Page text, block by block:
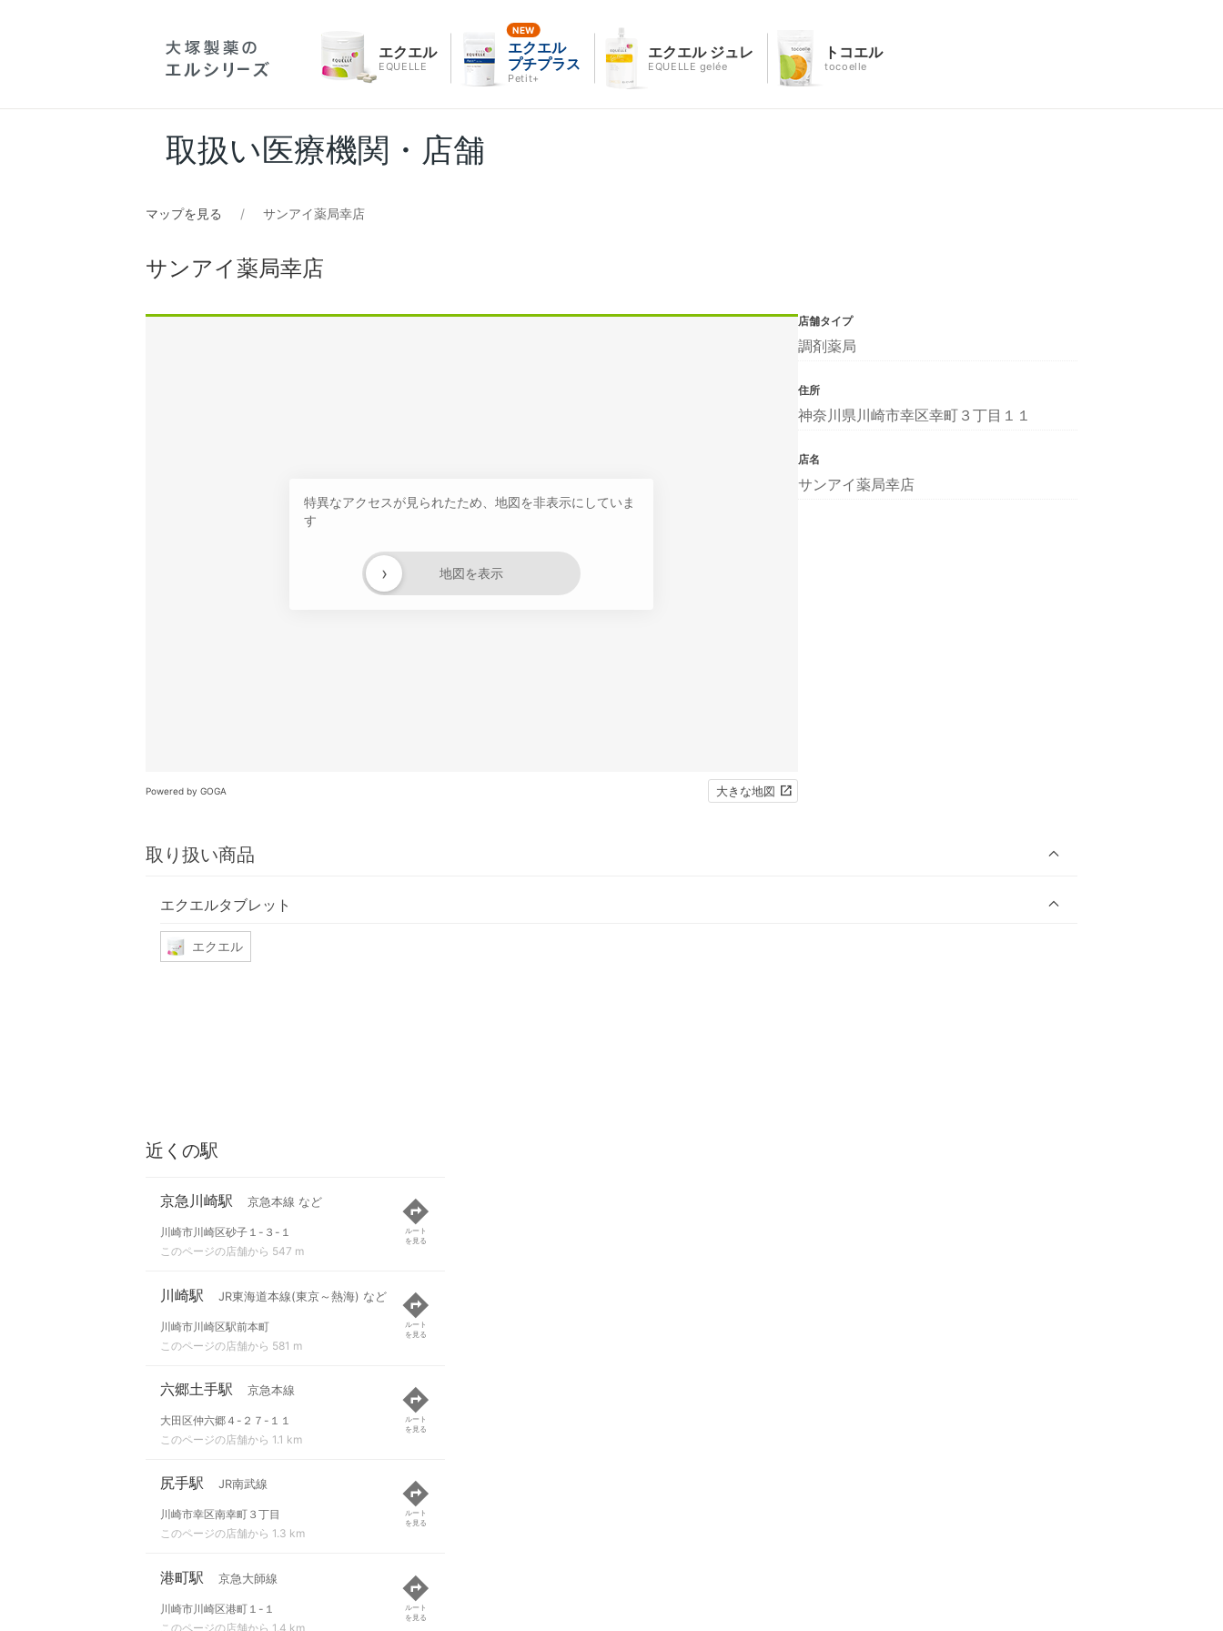
エクエル
EQUELLE
エクエル
プチプラス
Petit+
エクエル ジュレ
EQUELLE gelée
トコエル
tocoelle
取扱い医療機関・店舗
マップを見る サンアイ薬局幸店
サンアイ薬局幸店
特異なアクセスが見られたため、地図を非表示にしていま
す
地図を表示
›
Powered by GOGA 大きな地図
取り扱い商品
エクエルタブレット
エクエル
店舗タイプ
調剤薬局
住所
神奈川県川崎市幸区幸町３丁目１１
店名
サンアイ薬局幸店
近くの駅
京急川崎駅 京急本線 など
川崎市川崎区砂子１-３-１
このページの店舗から 547 m
ルート
を見る
川崎駅 JR東海道本線(東京～熱海) など
川崎市川崎区駅前本町
このページの店舗から 581 m
ルート
を見る
六郷土手駅 京急本線
大田区仲六郷４-２７-１１
このページの店舗から 1.1 km
ルート
を見る
尻手駅 JR南武線
川崎市幸区南幸町３丁目
このページの店舗から 1.3 km
ルート
を見る
港町駅 京急大師線
川崎市川崎区港町１-１
このページの店舗から 1.4 km
ルート
を見る